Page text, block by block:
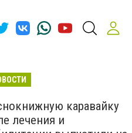
каравайку
лечения и